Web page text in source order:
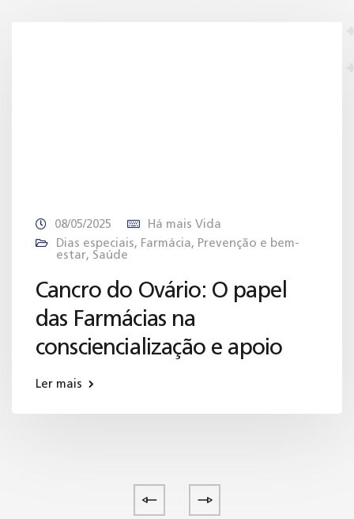
08/05/2025
Há mais Vida
Dias especiais, Farmácia, Prevenção e bem-
estar, Saúde
Cancro do Ovário: O papel
das Farmácias na
consciencialização e apoio
Ler mais